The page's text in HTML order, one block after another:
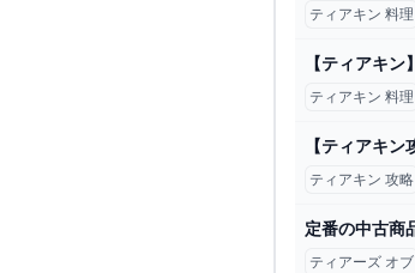
ティアキン 料理
ティアキン 料理
ティアキン 攻略
ティアーズ オブ